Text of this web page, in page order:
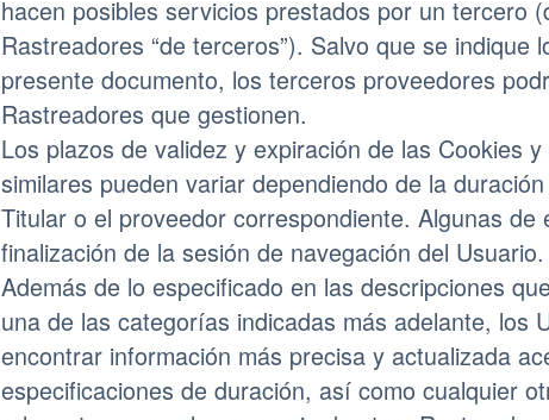
hacen posibles servicios prestados por un tercero
Rastreadores “de terceros”). Salvo que se indique
presente documento, los terceros proveedores
Rastreadores que gestionen.
Los plazos de validez y expiración de las Cookies
similares pueden variar dependiendo de la
Titular o el proveedor correspondiente. Algunas de
finalización de la sesión de navegación del Usuario.
Además de lo especificado en las descripciones
una de las categorías indicadas más adelante, los
encontrar información más precisa y actualizada
especificaciones de duración, así como cualquier